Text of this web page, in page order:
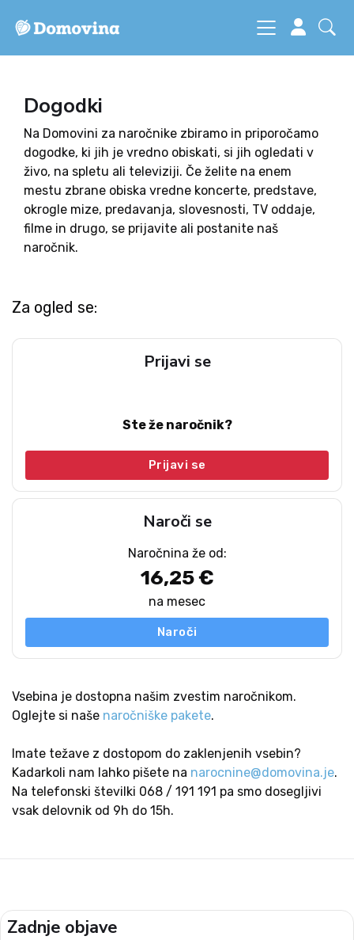
Dogodki
Na Domovini za naročnike zbiramo in priporočamo
dogodke, ki jih je vredno obiskati, si jih ogledati v
živo, na spletu ali televiziji. Če želite na enem
mestu zbrane obiska vredne koncerte, predstave,
okrogle mize, predavanja, slovesnosti, TV oddaje,
filme in drugo, se prijavite ali postanite naš
naročnik.
Za ogled se:
Prijavi se
Ste že naročnik?
Prijavi se
Naroči se
Naročnina že od:
16,25 €
na mesec
Naroči
Vsebina je dostopna našim zvestim naročnikom.
Oglejte si naše naročniške pakete.
Imate težave z dostopom do zaklenjenih vsebin?
Kadarkoli nam lahko pišete na narocnine@domovina.je.
Na telefonski številki 068 / 191 191 pa smo dosegljivi
vsak delovnik od 9h do 15h.
Zadnje objave